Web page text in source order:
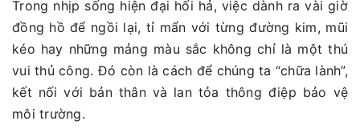
Trong nhịp sống hiện đại hối hả, việc dành ra vài giờ
đồng hồ để ngồi lại, tỉ mẩn với từng đường kim, mũi
kéo hay những mảng màu sắc không chỉ là một thú
vui thủ công. Đó còn là cách để chúng ta “chữa lành”,
kết nối với bản thân và lan tỏa thông điệp bảo vệ
môi trường.